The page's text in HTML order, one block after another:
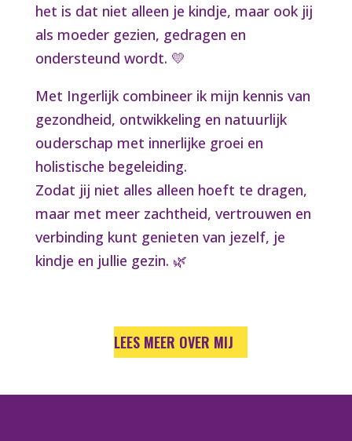
het is dat niet alleen je kindje, maar ook jij
als moeder gezien, gedragen en
ondersteund wordt. 💛
Met Ingerlijk combineer ik mijn kennis van
gezondheid, ontwikkeling en natuurlijk
ouderschap met innerlijke groei en
holistische begeleiding.
Zodat jij niet alles alleen hoeft te dragen,
maar met meer zachtheid, vertrouwen en
verbinding kunt genieten van jezelf, je
kindje en jullie gezin. 🌿
LEES MEER OVER MIJ